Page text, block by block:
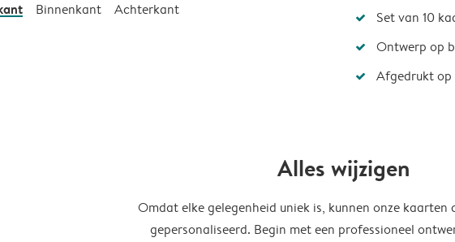
Binnenkant Achterkant
Set van 10
Ontwerp op
Afgedrukt op
Alles wijzigen
Omdat elke gelegenheid uniek is, kunnen onze kaarten
gepersonaliseerd. Begin met een professioneel